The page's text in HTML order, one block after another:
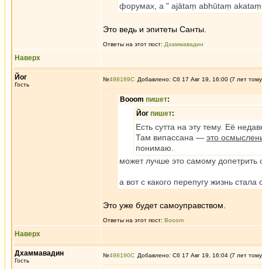
форумах, а " ajātaṃ abhūtaṃ
Это ведь и эпитеты Санты.
Ответы на этот пост: Дхаммавадин
Наверх
Йог
Гость
№498189 Добавлено: Сб 17 Авг 19, 16:00 (7 лет
Booom пишет:
Йог пишет:
Есть сутта на эту тему. Её
Там випассана — это
понимаю.
может лучше это самому допетрить
а вот с какого перепугу жизнь
Это уже будет самоуправством.
Ответы на этот пост: Booom
Наверх
Дхаммавадин
Гость
№498190 Добавлено: Сб 17 Авг 19, 16:04 (7 лет